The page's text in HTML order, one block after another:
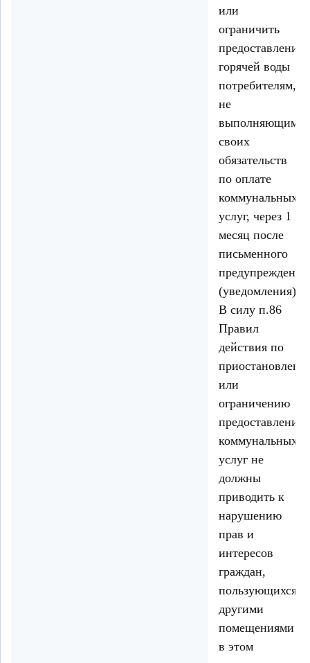
или
ограничить
предоставление
горячей воды
потребителям,
не
выполняющим
своих
обязательств
по оплате
коммунальных
услуг, через 1
месяц после
письменного
предупреждения
(уведомления).
В силу п.86
Правил
действия по
или
ограничению
предоставления
коммунальных
услуг не
должны
приводить к
нарушению
прав и
интересов
граждан,
пользующихся
другими
помещениями
в этом